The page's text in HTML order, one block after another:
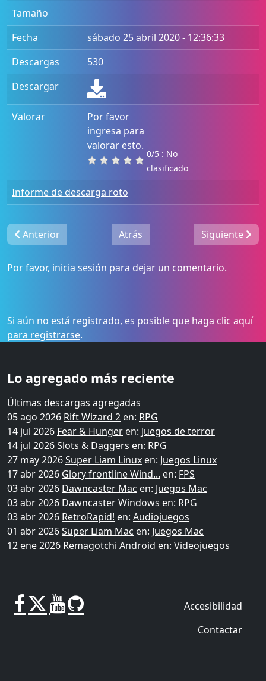
Tamaño
Fecha
sábado 25 abril 2020 - 12:36:33
Descargas
530
Descargar
Valorar
Por favor
ingresa para
valorar esto.
0/5 : No
clasificado
Informe de descarga roto
Anterior Atrás Siguiente
Por favor, inicia sesión para dejar un comentario.
Si aún no está registrado, es posible que haga clic aquí
para registrarse.
Lo agregado más reciente
Últimas descargas agregadas
05 ago 2026 Rift Wizard 2 en: RPG
14 jul 2026 Fear & Hunger en: Juegos de terror
14 jul 2026Slots & Daggers en: RPG
27 may 2026Super Liam Linux en: Juegos Linux
17 abr 2026 Glory frontline Wind... en: FPS
03 abr 2026 Dawncaster Mac en: Juegos Mac
03 abr 2026 Dawncaster Windows en: RPG
03 abr 2026 RetroRapid! en: Audiojuegos
01 abr 2026Super Liam Mac en: Juegos Mac
12 ene 2026 Remagotchi Android en: Videojuegos
Accesibilidad
Contactar